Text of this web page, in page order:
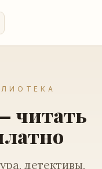
читать
детективы,